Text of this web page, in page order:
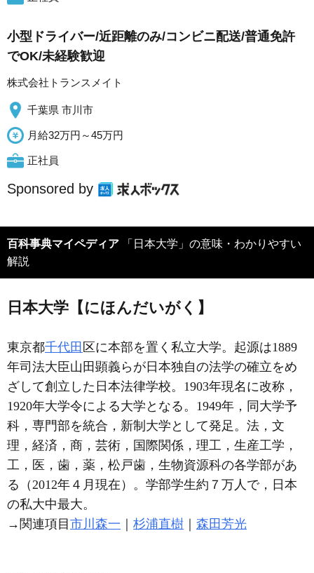
小型ドライバー/近距離のみ/コンビニ配送/普通免許
でOK/未経験歓迎
株式会社トランスメイト
千葉県 市川市
月給32万円～45万円
正社員
Sponsored by
百科事典マイペディア
解説
日本大学【にほんだいがく】
東京都千代田 区に本部を置く私立大学。起源は1889
年司法大臣山田顕義らが日本独自の法学の確立をめ
ざして創立した日本法律学校。1903年現名に改称，
1920年大学令による大学となる。1949年，同大学予
科，専門部を統合，新制大学として発足。法，文
理，経済，商，芸術，国際関係，理工，生産工学，
工，医，歯，薬，松戸歯，生物資源科の各学部があ
る（2012年４月現在）。学部学生約７万人で，日本
の私大中最大。
→関連項目 市川森一 杉浦直樹 森田芳光